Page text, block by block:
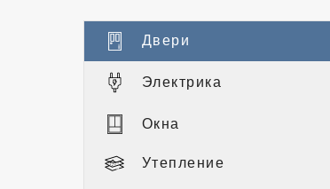
Двери
Электрика
Окна
Утепление